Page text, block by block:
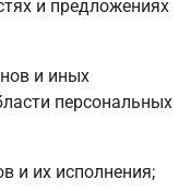
и предложениях
и иных
персональных
и их исполнения;